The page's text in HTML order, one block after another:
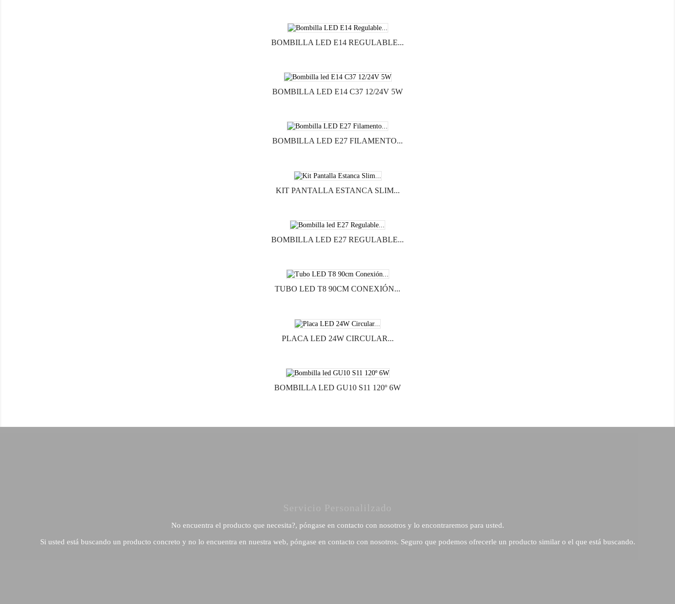
BOMBILLA LED E14 REGULABLE...
BOMBILLA LED E14 C37 12/24V 5W
BOMBILLA LED E27 FILAMENTO...
KIT PANTALLA ESTANCA SLIM...
BOMBILLA LED E27 REGULABLE...
TUBO LED T8 90CM CONEXIÓN...
PLACA LED 24W CIRCULAR...
BOMBILLA LED GU10 S11 120º 6W
No encuentra el producto que necesita?, póngase en contacto con nosotros y lo encontraremos para usted.
Si usted está buscando un producto concreto y no lo encuentra en nuestra web, póngase en contacto con nosotros. Seguro que podemos ofrecerle un producto similar o el que está buscando.